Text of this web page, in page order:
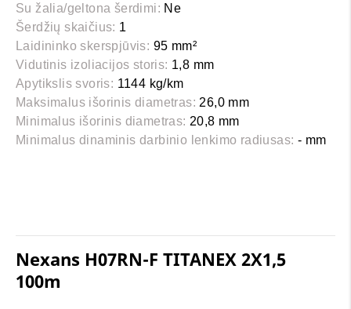
Su žalia/geltona šerdimi: Ne
Šerdžių skaičius: 1
Laidininko skerspjūvis: 95 mm²
Vidutinis izoliacijos storis: 1,8 mm
Apytikslis svoris: 1144 kg/km
Maksimalus išorinis diametras: 26,0 mm
Minimalus išorinis diametras: 20,8 mm
Minimalus dinaminis darbinio lenkimo radiusas: - mm
Nexans H07RN-F TITANEX 2X1,5
100m